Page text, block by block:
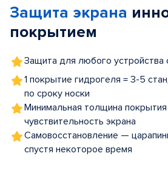
5
Защита экрана
покрытием
Защита для любого устройства
1 покрытие гидрогеля = 3-5
по сроку носки
Минимальная толщина покрытия
чувствительность экрана
Самовосстановление —
спустя некоторое время